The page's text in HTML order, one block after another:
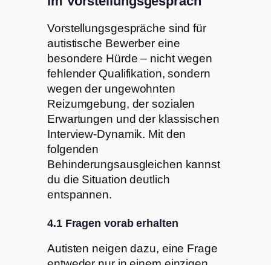
Vorstellungsgespräche sind für
autistische Bewerber eine
besondere Hürde – nicht wegen
fehlender Qualifikation, sondern
wegen der ungewohnten
Reizumgebung, der sozialen
Erwartungen und der klassischen
Interview-Dynamik. Mit den
folgenden
Behinderungsausgleichen kannst
du die Situation deutlich
entspannen.
4.1 Fragen vorab erhalten
Autisten neigen dazu, eine Frage